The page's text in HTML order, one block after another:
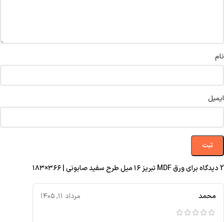
2 دیدگاه برای ورق MDF تبریز ۱۶ میل طرح سفید صابونی | ۳۶۶×۱۸۳
محمد مرداد ۱۱, ۱۴۰۵
نام
ایمیل